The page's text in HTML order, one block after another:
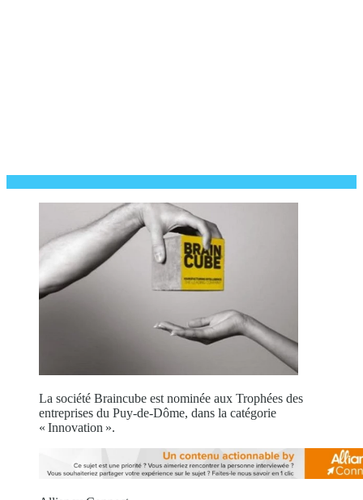
La société Braincube est nominée aux Trophées des
entreprises du Puy-de-Dôme, dans la catégorie
« Innovation ».